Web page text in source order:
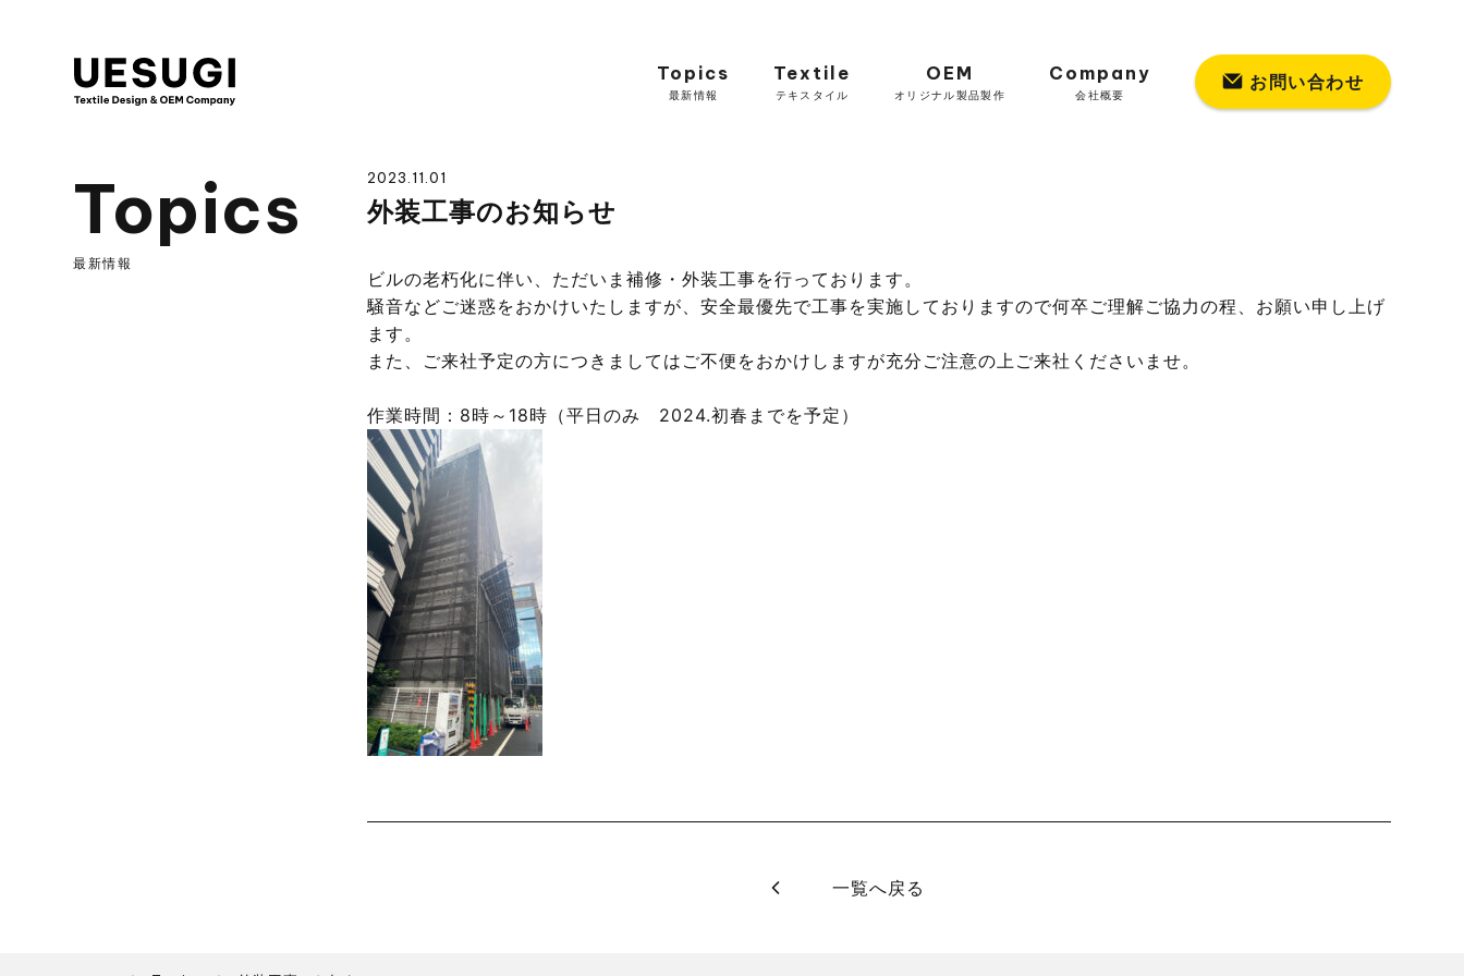
Topics
最新情報
Textile
テキスタイル
OEM
オリジナル製品製作
Company
会社概要
お問い合わせ
Topics
最新情報
2023.11.01
外装工事のお知らせ
ビルの老朽化に伴い、ただいま補修・外装工事を行っております。
騒音などご迷惑をおかけいたしますが、安全最優先で工事を実施しておりますので何卒ご理解ご協力の程、お願い申し上げ
ます。
また、ご来社予定の方につきましてはご不便をおかけしますが充分ご注意の上ご来社くださいませ。
作業時間：8時～18時（平日のみ 2024.初春までを予定）
一覧へ戻る